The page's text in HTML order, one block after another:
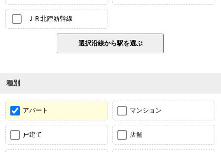
ＪＲ北陸新幹線
種別
アパート マンション
戸建て 店舗